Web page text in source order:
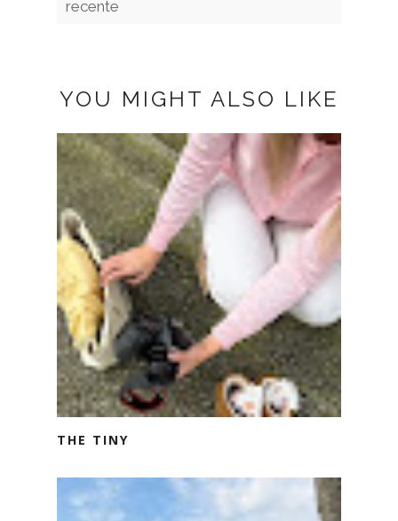
recente
YOU MIGHT ALSO LIKE
THE TINY